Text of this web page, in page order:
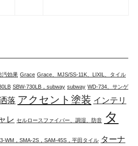
汚効果 Grace Grace、MJS/SS-11K、LIXIL、タイル
SBW-730LB，subway subway WD-734、サンゲ
落 アクセント塗装 インテリ
レ セルロースファイバー、調湿、防音 タ
WM，SMA-2S，SAM-45S，平田タイル ターナ